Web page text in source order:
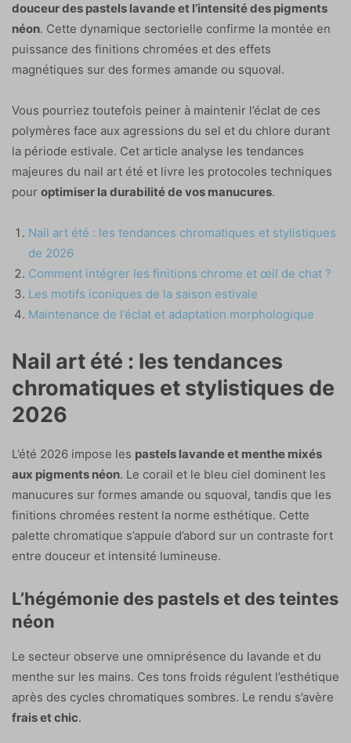
douceur des pastels lavande et l’intensité des pigments
néon. Cette dynamique sectorielle confirme la montée en
puissance des finitions chromées et des effets
magnétiques sur des formes amande ou squoval.
Vous pourriez toutefois peiner à maintenir l’éclat de ces
polymères face aux agressions du sel et du chlore durant
la période estivale. Cet article analyse les tendances
majeures du nail art été et livre les protocoles techniques
pour optimiser la durabilité de vos manucures.
Nail art été : les tendances chromatiques et stylistiques
de 2026
Comment intégrer les finitions chrome et œil de chat ?
Les motifs iconiques de la saison estivale
Maintenance de l’éclat et adaptation morphologique
Nail art été : les tendances
chromatiques et stylistiques de
2026
L’été 2026 impose les pastels lavande et menthe mixés
aux pigments néon. Le corail et le bleu ciel dominent les
manucures sur formes amande ou squoval, tandis que les
finitions chromées restent la norme esthétique. Cette
palette chromatique s’appuie d’abord sur un contraste fort
entre douceur et intensité lumineuse.
L’hégémonie des pastels et des teintes
néon
Le secteur observe une omniprésence du lavande et du
menthe sur les mains. Ces tons froids régulent l’esthétique
après des cycles chromatiques sombres. Le rendu s’avère
frais et chic.